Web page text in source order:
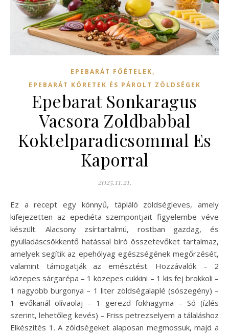
EPEBARÁT FŐÉTELEK,
EPEBARÁT KÖRETEK ÉS PÁROLT ZÖLDSÉGEK
Epebarat Sonkaragus
Vacsora Zoldbabbal
Koktelparadicsommal Es
Kaporral
2025.11.21.
Ez a recept egy könnyű, tápláló zöldségleves, amely
kifejezetten az epediéta szempontjait figyelembe véve
készült. Alacsony zsírtartalmú, rostban gazdag, és
gyulladáscsökkentő hatással bíró összetevőket tartalmaz,
amelyek segítik az epehólyag egészségének megőrzését,
valamint támogatják az emésztést. Hozzávalók – 2
közepes sárgarépa – 1 közepes cukkini – 1 kis fej brokkoli –
1 nagyobb burgonya – 1 liter zöldségalaplé (sószegény) –
1 evőkanál olívaolaj – 1 gerezd fokhagyma – Só (ízlés
szerint, lehetőleg kevés) – Friss petrezselyem a tálaláshoz
Elkészítés 1. A zöldségeket alaposan megmossuk, majd a